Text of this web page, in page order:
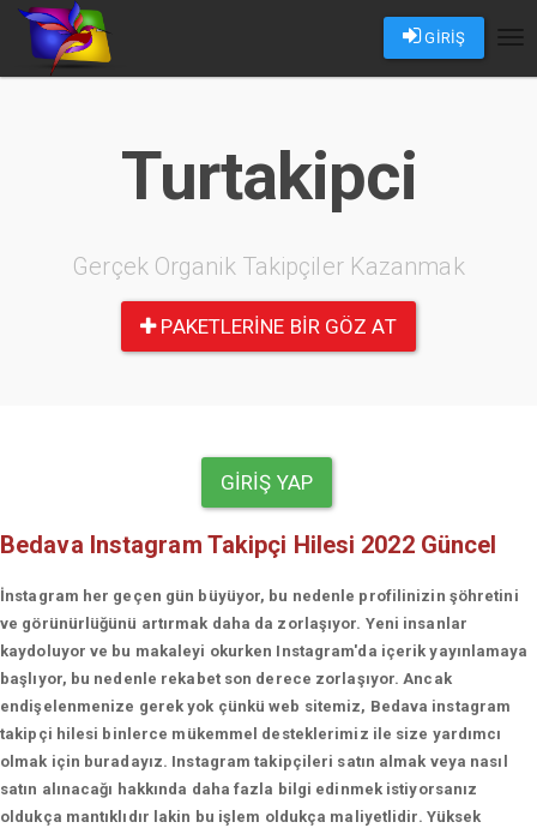
GİRİŞ
Turtakipci
Gerçek Organik Takipçiler Kazanmak
PAKETLERINE BIR GÖZ AT
GIRIŞ YAP
Bedava Instagram Takipçi Hilesi 2022 Güncel
İnstagram her geçen gün büyüyor, bu nedenle profilinizin şöhretini
ve görünürlüğünü artırmak daha da zorlaşıyor. Yeni insanlar
kaydoluyor ve bu makaleyi okurken Instagram'da içerik yayınlamaya
başlıyor, bu nedenle rekabet son derece zorlaşıyor. Ancak
endişelenmenize gerek yok çünkü web sitemiz, Bedava instagram
takipçi hilesi binlerce mükemmel desteklerimiz ile size yardımcı
olmak için buradayız. Instagram takipçileri satın almak veya nasıl
satın alınacağı hakkında daha fazla bilgi edinmek istiyorsanız
oldukça mantıklıdır lakin bu işlem oldukça maliyetlidir. Yüksek